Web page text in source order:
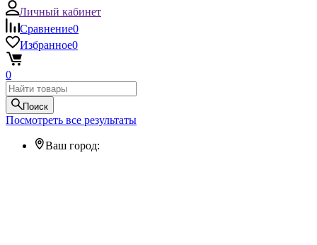
Личный кабинет
Сравнение0
Избранное0
0
Поиск
Посмотреть все результаты
Ваш город: